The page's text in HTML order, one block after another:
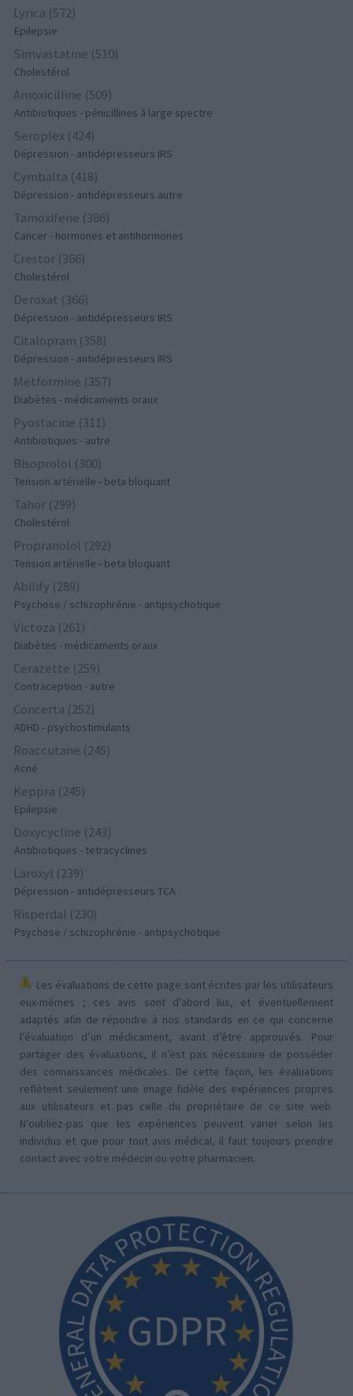
Lyrica (572)
Epilepsie
Simvastatine (510)
Cholestérol
Amoxicilline (509)
Antibiotiques - pénicillines à large spectre
Seroplex (424)
Dépression - antidépresseurs IRS
Cymbalta (418)
Dépression - antidépresseurs autre
Tamoxifene (386)
Cancer - hormones et antihormones
Crestor (366)
Cholestérol
Deroxat (366)
Dépression - antidépresseurs IRS
Citalopram (358)
Dépression - antidépresseurs IRS
Metformine (357)
Diabètes - médicaments oraux
Pyostacine (311)
Antibiotiques - autre
Bisoprolol (300)
Tension artérielle - beta bloquant
Tahor (299)
Cholestérol
Propranolol (292)
Tension artérielle - beta bloquant
Abilify (289)
Psychose / schizophrénie - antipsychotique
Victoza (261)
Diabètes - médicaments oraux
Cerazette (259)
Contraception - autre
Concerta (252)
ADHD - psychostimulants
Roaccutane (245)
Acné
Keppra (245)
Epilepsie
Doxycycline (243)
Antibiotiques - tetracyclines
Laroxyl (239)
Dépression - antidépresseurs TCA
Risperdal (230)
Psychose / schizophrénie - antipsychotique
Les évaluations de cette page sont écrites par les utilisateurs
eux-mêmes ; ces avis sont d’abord lus, et éventuellement
adaptés afin de répondre à nos standards en ce qui concerne
l’évaluation d’un médicament, avant d’être approuvés. Pour
partager des évaluations, il n’est pas nécessaire de posséder
des connaissances médicales. De cette façon, les évaluations
reflètent seulement une image fidèle des expériences propres
aux utilisateurs et pas celle du propriétaire de ce site web.
N’oubliez-pas que les expériences peuvent varier selon les
individus et que pour tout avis médical, il faut toujours prendre
contact avec votre médecin ou votre pharmacien.